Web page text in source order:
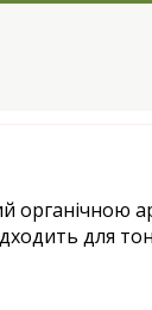
органічною
для